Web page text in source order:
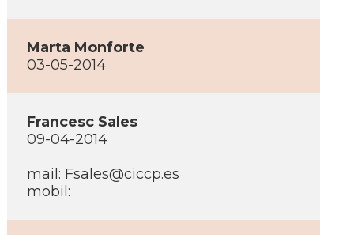
Marta Monforte
03-05-2014
Francesc Sales
09-04-2014
mail: Fsales@ciccp.es
mobil: